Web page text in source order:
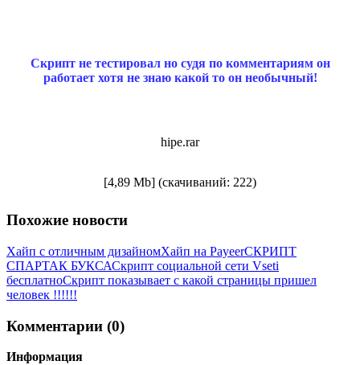
Скрипт не тестировал но судя по комментариям он
работает хотя не знаю какой то он необычный!
hipe.rar
[4,89 Mb] (cкачиваний: 222)
Похожие новости
Хайп с отличным дизайномХайп на PayeerСКРИПТ
СПАРТАК БУКСАСкрипт социальной сети Vseti
бесплатноСкрипт показывает с какой страницы пришел
человек !!!!!!
Комментарии (0)
Информация